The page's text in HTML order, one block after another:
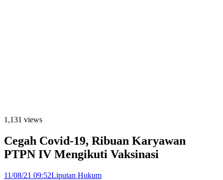
1,131 views
Cegah Covid-19, Ribuan Karyawan
PTPN IV Mengikuti Vaksinasi
11/08/21 09:52Liputan Hukum